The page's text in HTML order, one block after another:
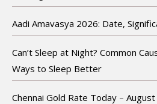
Aadi Amavasya 2026: Date,
Can’t Sleep at Night? Common
Ways to Sleep Better
Chennai Gold Rate Today –